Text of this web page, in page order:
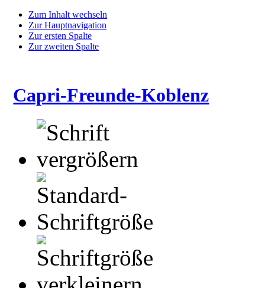
Zum Inhalt wechseln
Zur Hauptnavigation
Zur ersten Spalte
Zur zweiten Spalte
Capri-Freunde-Koblenz